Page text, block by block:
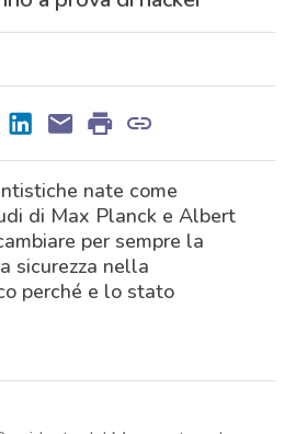
nate come
di Max Planck e Albert
per sempre la
sicurezza nella
perché e lo stato